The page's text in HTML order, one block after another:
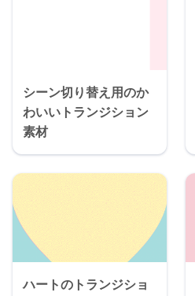
シーン切り替え用のか
わいいトランジション
素材
ハートのトランジショ